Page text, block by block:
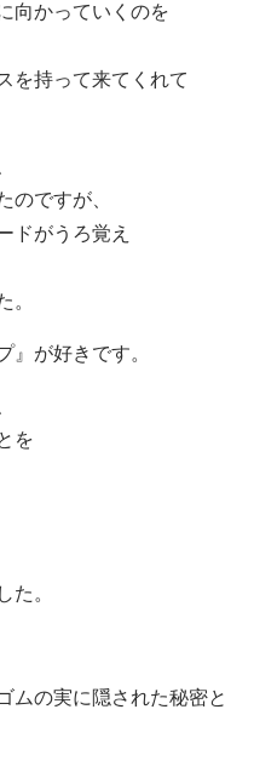
向かっていくのを
を持って来てくれて
のですが、
ドがうろ覚え
。
』が好きです。
を
た。
ムの実に隠された秘密と